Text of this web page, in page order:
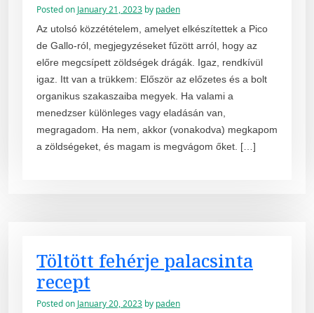
Posted on January 21, 2023 by paden
Az utolsó közzétételem, amelyet elkészítettek a Pico
de Gallo-ról, megjegyzéseket fűzött arról, hogy az
előre megcsípett zöldségek drágák. Igaz, rendkívül
igaz. Itt van a trükkem: Először az előzetes és a bolt
organikus szakaszaiba megyek. Ha valami a
menedzser különleges vagy eladásán van,
megragadom. Ha nem, akkor (vonakodva) megkapom
a zöldségeket, és magam is megvágom őket. […]
Töltött fehérje palacsinta
recept
Posted on January 20, 2023 by paden